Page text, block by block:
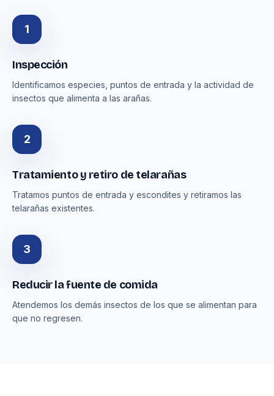
1
Inspección
Identificamos especies, puntos de entrada y la actividad de
insectos que alimenta a las arañas.
2
Tratamiento y retiro de telarañas
Tratamos puntos de entrada y escondites y retiramos las
telarañas existentes.
3
Reducir la fuente de comida
Atendemos los demás insectos de los que se alimentan para
que no regresen.